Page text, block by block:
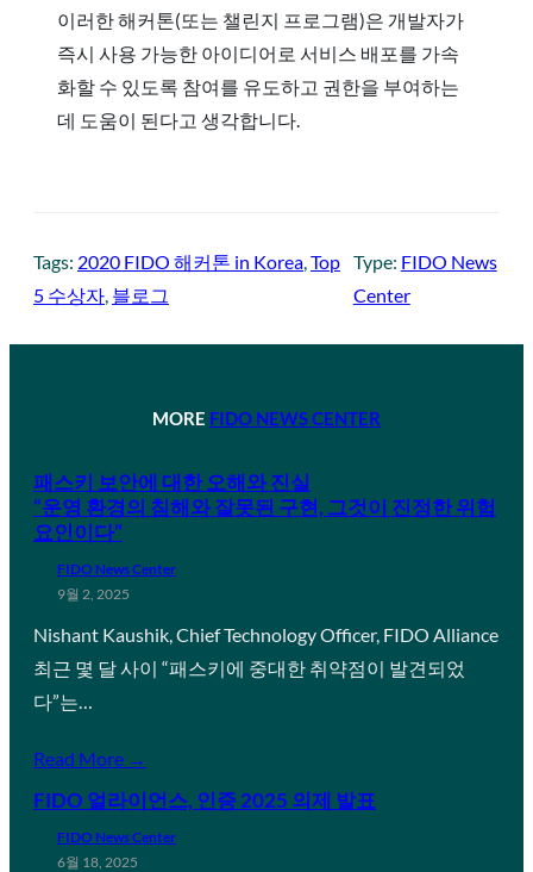
이러한 해커톤(또는 챌린지 프로그램)은 개발자가
즉시 사용 가능한 아이디어로 서비스 배포를 가속
화할 수 있도록 참여를 유도하고 권한을 부여하는
데 도움이 된다고 생각합니다.
Tags: 2020 FIDO 해커톤 in Korea, Top
5 수상자, 블로그
Type: FIDO News
Center
MORE FIDO NEWS CENTER
패스키 보안에 대한 오해와 진실
“운영 환경의 침해와 잘못된 구현, 그것이 진정한 위험
요인이다”
FIDO News Center
9월 2, 2025
Nishant Kaushik, Chief Technology Officer, FIDO Alliance
최근 몇 달 사이 “패스키에 중대한 취약점이 발견되었
다”는…
Read More →
FIDO 얼라이언스, 인증 2025 의제 발표
FIDO News Center
6월 18, 2025